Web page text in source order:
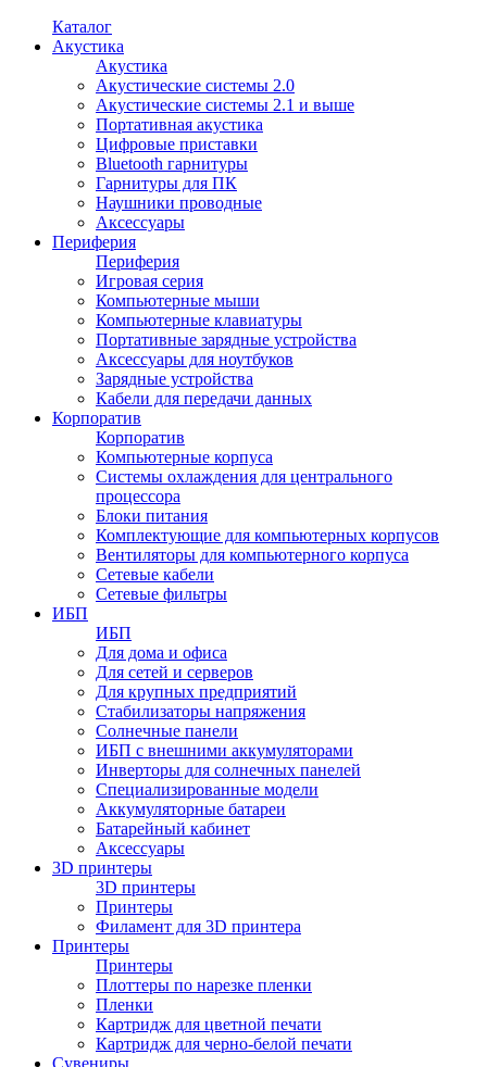
Каталог
Акустика
Акустика
Акустические системы 2.0
Акустические системы 2.1 и выше
Портативная акустика
Цифровые приставки
Bluetooth гарнитуры
Гарнитуры для ПК
Наушники проводные
Аксессуары
Периферия
Периферия
Игровая серия
Компьютерные мыши
Компьютерные клавиатуры
Портативные зарядные устройства
Аксессуары для ноутбуков
Зарядные устройства
Кабели для передачи данных
Корпоратив
Корпоратив
Компьютерные корпуса
Системы охлаждения для центрального
процессора
Блоки питания
Комплектующие для компьютерных корпусов
Вентиляторы для компьютерного корпуса
Сетевые кабели
Сетевые фильтры
ИБП
ИБП
Для дома и офиса
Для сетей и серверов
Для крупных предприятий
Стабилизаторы напряжения
Солнечные панели
ИБП с внешними аккумуляторами
Инверторы для солнечных панелей
Специализированные модели
Аккумуляторные батареи
Батарейный кабинет
Аксессуары
3D принтеры
3D принтеры
Принтеры
Филамент для 3D принтера
Принтеры
Принтеры
Плоттеры по нарезке пленки
Пленки
Картридж для цветной печати
Картридж для черно-белой печати
Сувениры